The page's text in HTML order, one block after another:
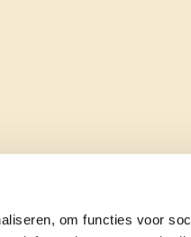
om functies voor